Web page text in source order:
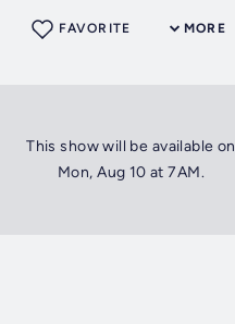
MORE
FAVORITE
This show will be available on
Mon, Aug 10 at 7AM.